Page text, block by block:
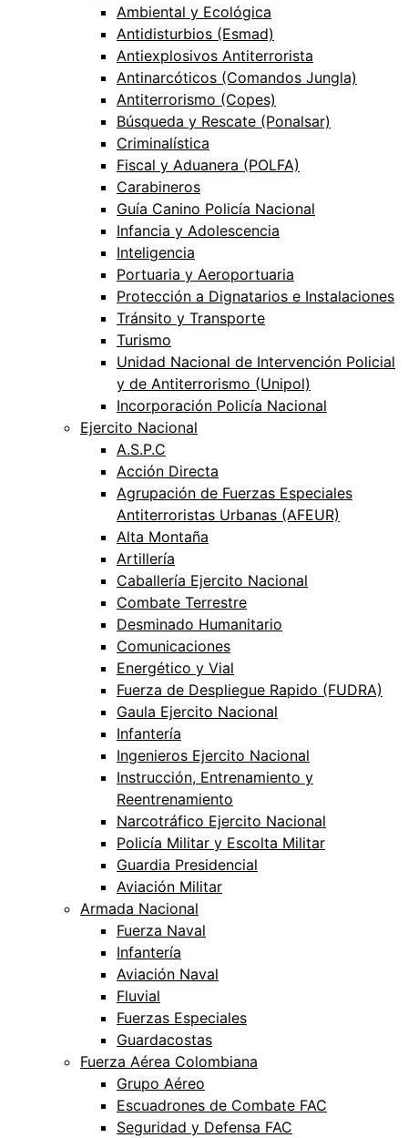
Ambiental y Ecológica
Antidisturbios (Esmad)
Antiexplosivos Antiterrorista
Antinarcóticos (Comandos Jungla)
Antiterrorismo (Copes)
Búsqueda y Rescate (Ponalsar)
Criminalística
Fiscal y Aduanera (POLFA)
Carabineros
Guía Canino Policía Nacional
Infancia y Adolescencia
Inteligencia
Portuaria y Aeroportuaria
Protección a Dignatarios e Instalaciones
Tránsito y Transporte
Turismo
Unidad Nacional de Intervención Policial
y de Antiterrorismo (Unipol)
Incorporación Policía Nacional
Ejercito Nacional
A.S.P.C
Acción Directa
Agrupación de Fuerzas Especiales
Antiterroristas Urbanas (AFEUR)
Alta Montaña
Artillería
Caballería Ejercito Nacional
Combate Terrestre
Desminado Humanitario
Comunicaciones
Energético y Vial
Fuerza de Despliegue Rapido (FUDRA)
Gaula Ejercito Nacional
Infantería
Ingenieros Ejercito Nacional
Instrucción, Entrenamiento y
Reentrenamiento
Narcotráfico Ejercito Nacional
Policía Militar y Escolta Militar
Guardia Presidencial
Aviación Militar
Armada Nacional
Fuerza Naval
Infantería
Aviación Naval
Fluvial
Fuerzas Especiales
Guardacostas
Fuerza Aérea Colombiana
Grupo Aéreo
Escuadrones de Combate FAC
Seguridad y Defensa FAC